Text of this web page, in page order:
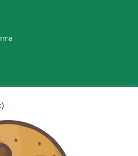
assistenza, lasciare un